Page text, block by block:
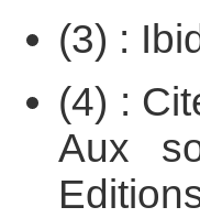
(3) :
(4) :
Aux